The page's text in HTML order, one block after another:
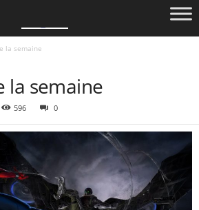
la semaine
la semaine
596 0